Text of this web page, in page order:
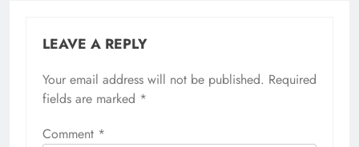
LEAVE A REPLY
Your email address will not be published. Required
fields are marked *
Comment *